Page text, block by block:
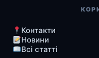
Контакти
Новини
Всі статті